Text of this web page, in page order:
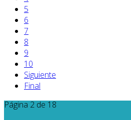
5
6
7
8
9
10
Siguiente
Final
Página 2 de 18